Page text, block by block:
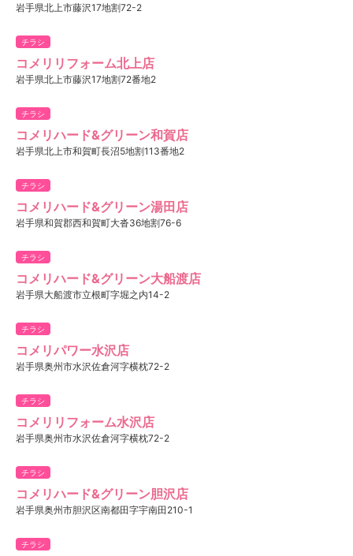
岩手県北上市藤沢17地割72-2
チラシ
コメリリフォーム北上店
岩手県北上市藤沢17地割72番地2
チラシ
コメリハード&グリーン和賀店
岩手県北上市和賀町長沼5地割113番地2
チラシ
コメリハード&グリーン湯田店
岩手県和賀郡西和賀町大沓36地割76-6
チラシ
コメリハード&グリーン大船渡店
岩手県大船渡市立根町字堀之内14-2
チラシ
コメリパワー水沢店
岩手県奥州市水沢佐倉河字横枕72-2
チラシ
コメリリフォーム水沢店
岩手県奥州市水沢佐倉河字横枕72-2
チラシ
コメリハード&グリーン胆沢店
岩手県奥州市胆沢区南都田字宇南田210-1
チラシ